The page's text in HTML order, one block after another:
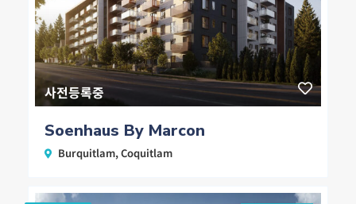
사전등록중
Soenhaus By Marcon
Burquitlam,Coquitlam